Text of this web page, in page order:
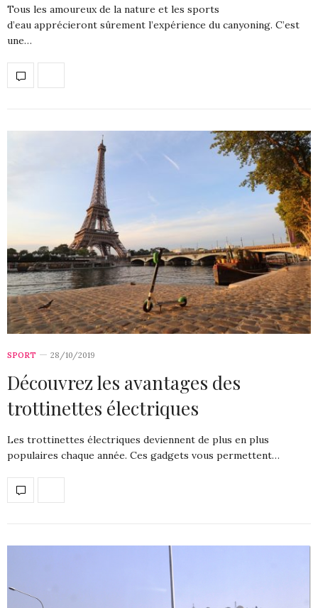
Tous les amoureux de la nature et les sports
d’eau apprécieront sûrement l’expérience du canyoning. C’est
une…
SPORT 28/10/2019
Découvrez les avantages des
trottinettes électriques
Les trottinettes électriques deviennent de plus en plus
populaires chaque année. Ces gadgets vous permettent…